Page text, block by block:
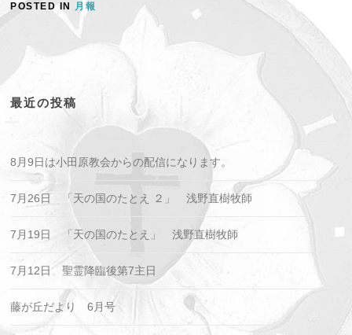
POSTED IN 月報
最近の投稿
8月9日は小田原教会からの配信になります。
7月26日 「天の国のたとえ ２」 浅野直樹牧師
7月19日 「天の国のたとえ」 浅野直樹牧師
7月12日 聖霊降臨後第7主日
藤が丘だより 6月号